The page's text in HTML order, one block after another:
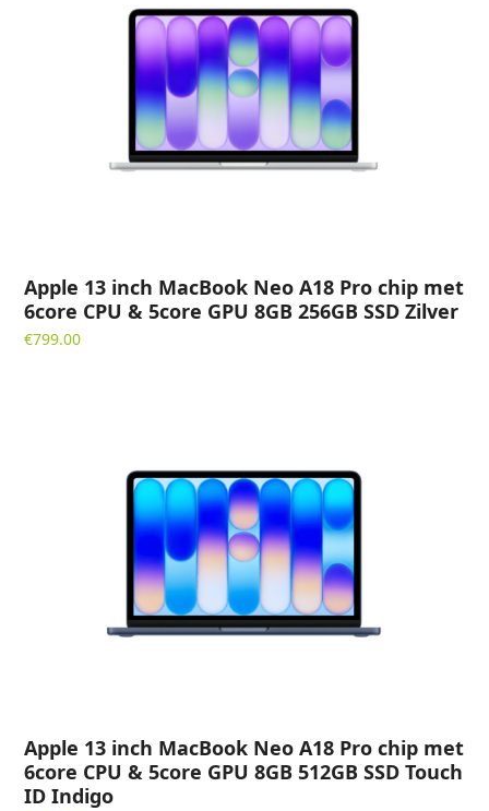
Apple 13 inch MacBook Neo A18 Pro chip met
6core CPU & 5core GPU 8GB 256GB SSD Zilver
€799.00
Apple 13 inch MacBook Neo A18 Pro chip met
6core CPU & 5core GPU 8GB 512GB SSD Touch
ID Indigo